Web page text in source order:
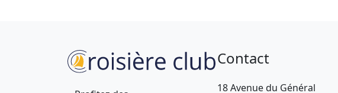
Contact
18 Avenue du Général